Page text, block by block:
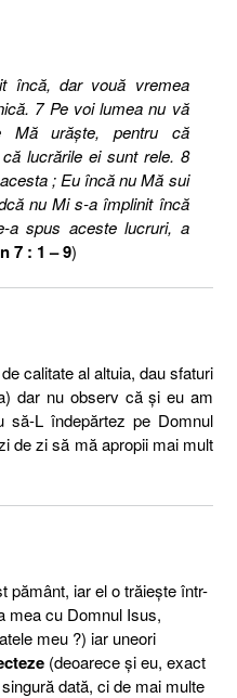
încă, dar vouă vremea
7 Pe voi lumea nu vă
urăşte, pentru că
lucrările ei sunt rele. 8
; Eu încă nu Mă sui
nu Mi s-a împlinit încă
a spus aceste lucruri, a
7 : 1 – 9)
calitate al altuia, dau sfaturi
dar nu observ că şi eu am
să-L îndepărtez pe Domnul
de zi să mă apropii mai mult
pământ, iar el o trăieşte într-
mea cu Domnul Isus,
meu ?) iar uneori
(deoarece şi eu, exact
dată, ci de mai multe